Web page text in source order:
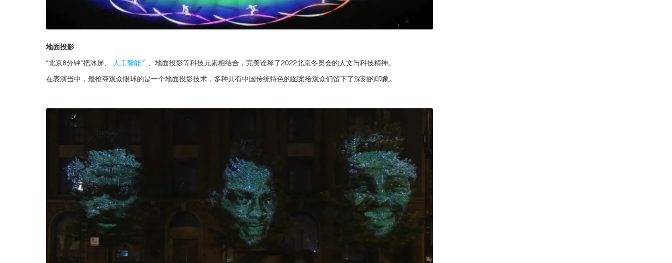
地面投影
“北京8分钟”把冰屏、
人工智能
、地面投影等科技元素相结合，完美诠释了2022北京冬奥会的人文与科技精神。
在表演当中，最抢夺观众眼球的是一个地面投影技术，多种具有中国传统特色的图案给观众们留下了深刻的印象。